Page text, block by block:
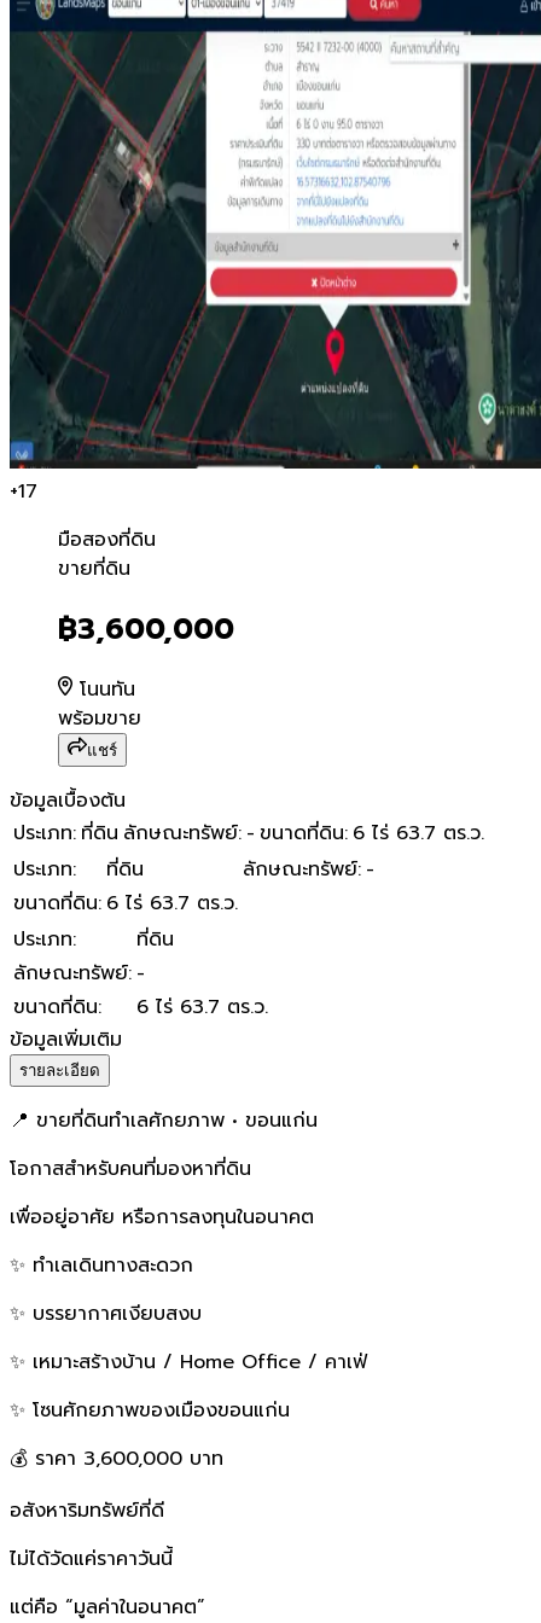
+17
มือสองที่ดิน
ขายที่ดิน
ขายที่ดิน
฿3,600,000
โนนทัน
พร้อมขาย
แชร์
ข้อมูลเบื้องต้น
ประเภท: ที่ดิน ลักษณะทรัพย์: - ขนาดที่ดิน: 6 ไร่ 63.7 ตร.ว.
ประเภท: ที่ดิน ลักษณะทรัพย์: -
ขนาดที่ดิน: 6 ไร่ 63.7 ตร.ว.
ประเภท:
ที่ดิน
ลักษณะทรัพย์: -
ขนาดที่ดิน:
6 ไร่ 63.7 ตร.ว.
ข้อมูลเพิ่มเติม
รายละเอียด
📍 ขายที่ดินทำเลศักยภาพ • ขอนแก่น
โอกาสสำหรับคนที่มองหาที่ดิน
เพื่ออยู่อาศัย หรือการลงทุนในอนาคต
✨ ทำเลเดินทางสะดวก
✨ บรรยากาศเงียบสงบ
✨ เหมาะสร้างบ้าน / Home Office / คาเฟ่
✨ โซนศักยภาพของเมืองขอนแก่น
💰 ราคา 3,600,000 บาท
อสังหาริมทรัพย์ที่ดี
ไม่ได้วัดแค่ราคาวันนี้
แต่คือ “มูลค่าในอนาคต”